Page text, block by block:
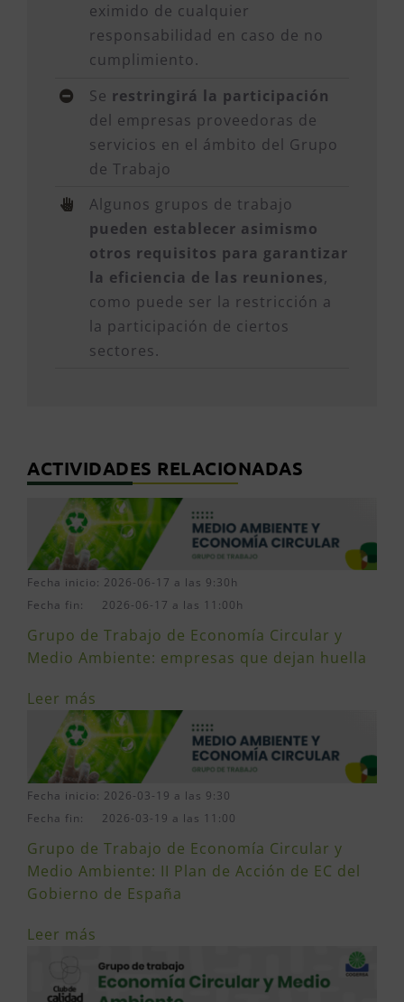
eximido de cualquier
responsabilidad en caso de no
cumplimiento.
Se restringirá la participación
del empresas proveedoras de
servicios en el ámbito del Grupo
de Trabajo
Algunos grupos de trabajo
pueden establecer asimismo
otros requisitos para garantizar
la eficiencia de las reuniones,
como puede ser la restricción a
la participación de ciertos
sectores.
ACTIVIDADES RELACIONADAS
Fecha inicio: 2026-06-17 a las 9:30h
Fecha fin: 2026-06-17 a las 11:00h
Grupo de Trabajo de Economía Circular y
Medio Ambiente: empresas que dejan huella
Leer más
Fecha inicio: 2026-03-19 a las 9:30
Fecha fin: 2026-03-19 a las 11:00
Grupo de Trabajo de Economía Circular y
Medio Ambiente: II Plan de Acción de EC del
Gobierno de España
Leer más